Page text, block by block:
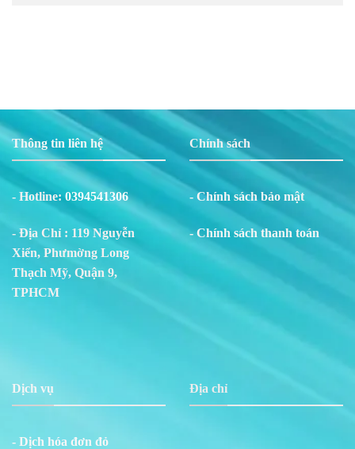
Thông tin liên hệ
- Hotline: 0394541306
- Địa Chỉ : 119 Nguyễn
Xiển, Phưmờng Long
Thạch Mỹ, Quận 9,
TPHCM
Chính sách
- Chính sách bảo mật
- Chính sách thanh toán
Dịch vụ
- Dịch hóa đơn đỏ
Địa chỉ